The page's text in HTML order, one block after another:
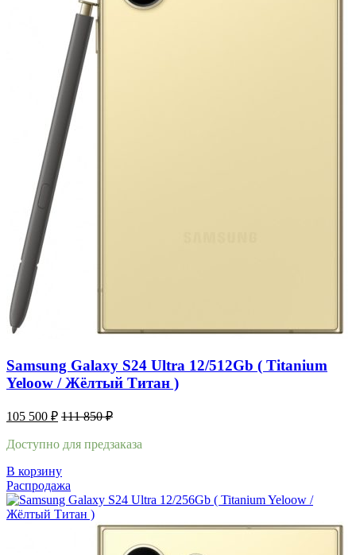
Samsung Galaxy S24 Ultra 12/512Gb ( Titanium
Yeloow / Жёлтый Титан )
105 500 ₽ 111 850₽
Доступно для предзаказа
В корзину
Распродажа